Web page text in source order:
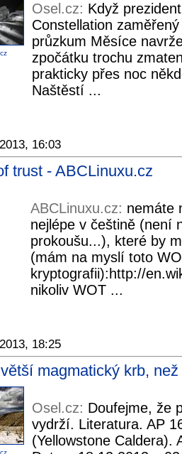
Osel.cz: Když
Constellation
průzkum Měsíce
zpočátku trochu
prakticky přes noc
Naštěstí ...
16:03
trust - ABCLinuxu.cz
ABCLinuxu.cz: nemáte
nejlépe v češtině (není
prokoušu...), které by
(mám na myslí toto
kryptografii):http://
nikoliv WOT ...
18:25
magmatický krb,
Osel.cz: Doufejme, že
vydrží. Literatura. AP
(Yellowstone Caldera).